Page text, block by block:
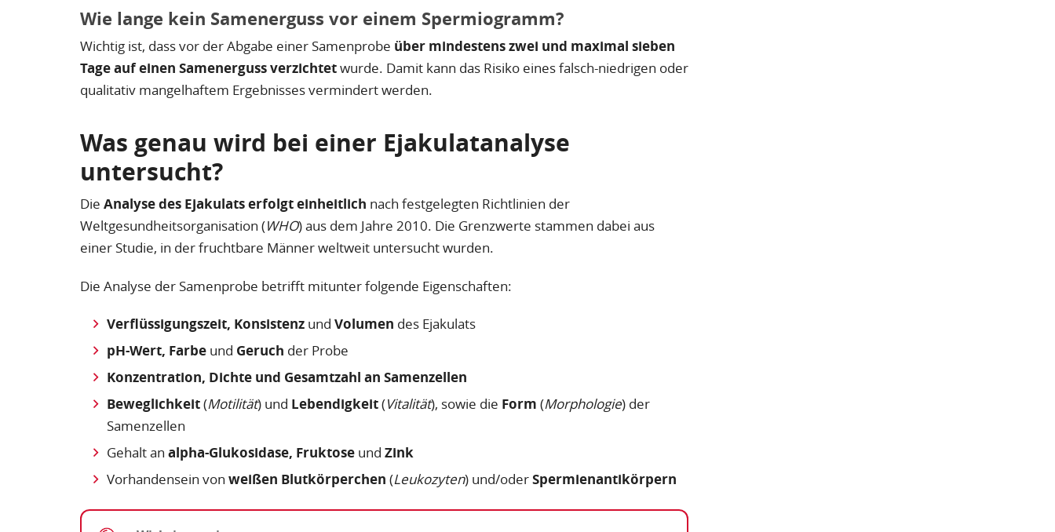
Wie lange kein Samenerguss vor einem Spermiogramm?
Wichtig ist, dass vor der Abgabe einer Samenprobe über mindestens zwei und maximal sieben
Tage auf einen Samenergussverzichtetwurde. Damit kann das Risiko eines falsch-niedrigen oder
qualitativ mangelhaftem Ergebnisses vermindert werden.
Was genau wird bei einer Ejakulatanalyse
untersucht?
Die Analyse des Ejakulats erfolgt einheitlich nach festgelegten Richtlinien der
Weltgesundheitsorganisation (WHO) aus dem Jahre 2010. Die Grenzwerte stammen dabei aus
einer Studie, in der fruchtbare Männer weltweit untersucht wurden.
Die Analyse der Samenprobe betrifft mitunter folgende Eigenschaften:
Verflüssigungszeit, Konsistenz und Volumen des Ejakulats
pH-Wert, Farbe und Geruch der Probe
Konzentration, Dichte und Gesamtzahl an Samenzellen
Beweglichkeit(Motilität) und Lebendigkeit(Vitalität), sowie die Form (Morphologie) der
Samenzellen
Gehalt an alpha-Glukosidase, Fruktose und Zink
Vorhandensein von weißen Blutkörperchen (Leukozyten) und/oderSpermienantikörpern